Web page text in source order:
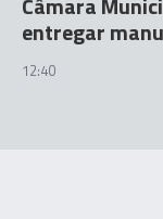
entregar
12:40